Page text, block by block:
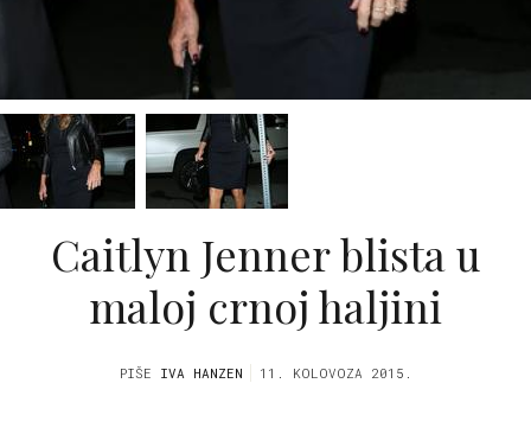
Caitlyn Jenner blista u
maloj crnoj haljini
PIŠE IVA HANZEN 11. KOLOVOZA 2015.